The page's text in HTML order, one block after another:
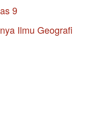
9
Ilmu Geografi